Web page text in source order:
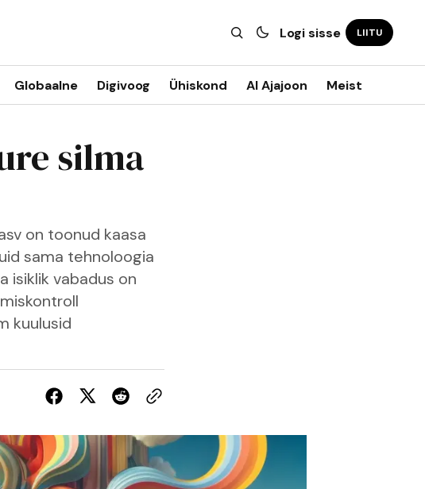
Logi sisse LIITU
Globaalne Digivoog Ühiskond AI Ajajoon Meist
silma
on toonud kaasa
sama tehnoloogia
isiklik vabadus on
kuulusid